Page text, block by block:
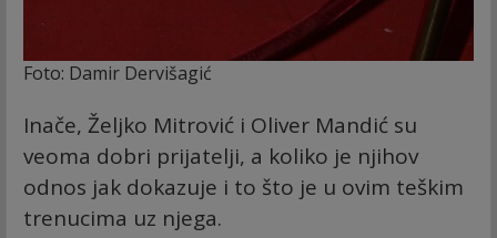
Foto: Damir Dervišagić
Inače, Željko Mitrović i Oliver Mandić su
veoma dobri prijatelji, a koliko je njihov
odnos jak dokazuje i to što je u ovim teškim
trenucima uz njega.